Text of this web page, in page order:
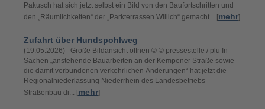
Pakusch hat sich jetzt selbst ein Bild von den Baufortschritten und
den „Räumlichkeiten“ der „Parkterrassen Willich“ gemacht... [mehr]
Zufahrt über Hundspohlweg
(19.05.2026) Große Bildansicht öffnen © © pressestelle / plu In
Sachen „anstehende Bauarbeiten an der Kempener Straße sowie
die damit verbundenen verkehrlichen Änderungen“ hat jetzt die
Regionalniederlassung Niederrhein des Landesbetriebs
Straßenbau di... [mehr]